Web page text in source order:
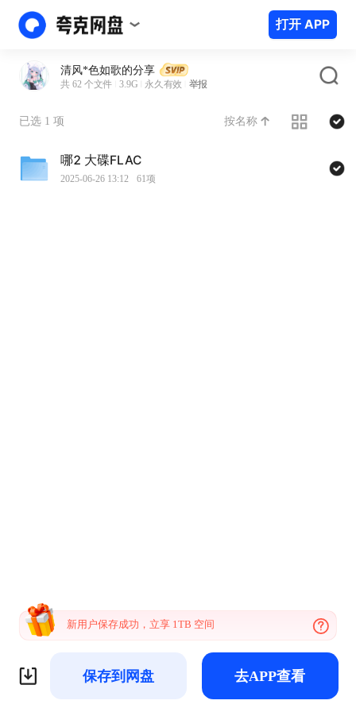
打开 APP
清风*色如歌的分享
共 62 个文件 3.9G 永久有效 举报
已选 1 项 按名称
哪2 大碟FLAC
2025-06-26 13:12 61项
新用户保存成功，立享 1TB 空间
保存到网盘 去APP查看